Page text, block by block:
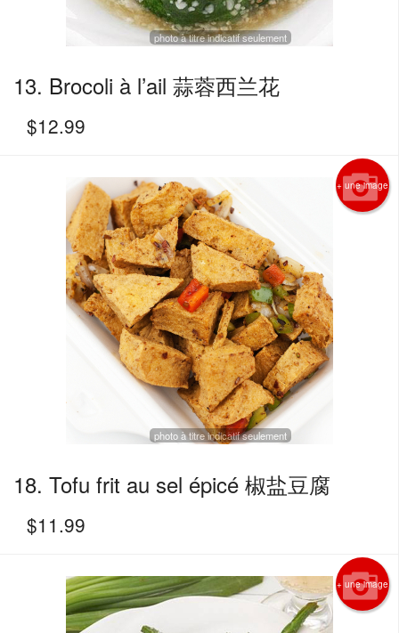
photo à titre indicatif seulement
13. Brocoli à l’ail 蒜蓉西兰花
$12.99
+ une image
photo à titre indicatif seulement
18. Tofu frit au sel épicé 椒盐豆腐
$11.99
+ une image